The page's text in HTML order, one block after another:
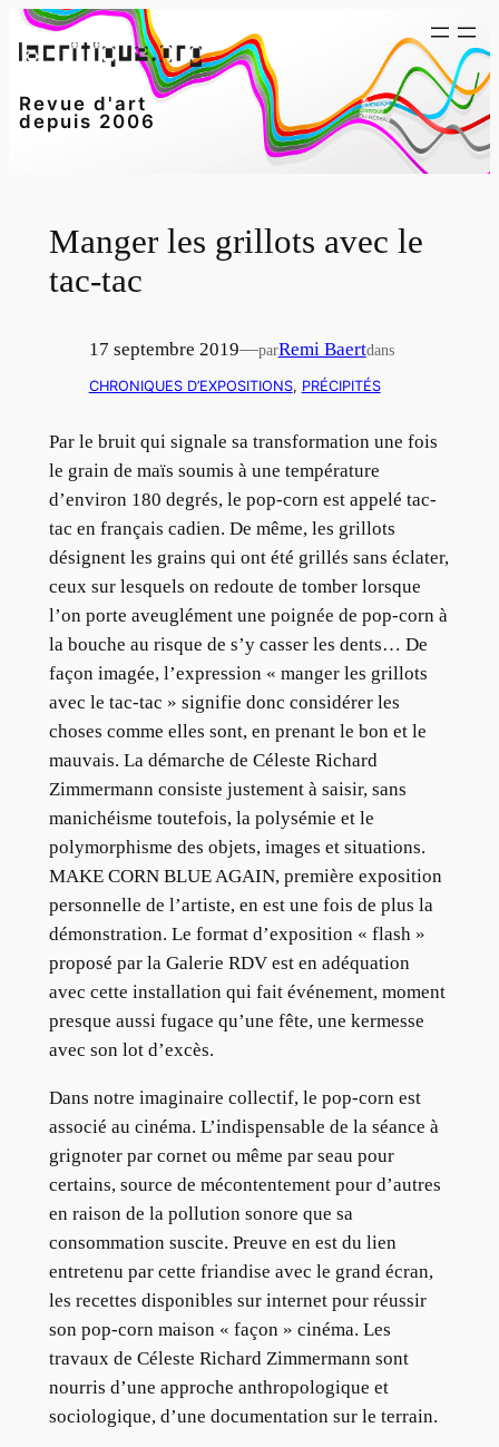
Aller
au
Revue d'art
depuis 2006
Manger les grillots avec le
tac-tac
17 septembre 2019—parRemi Baertdans
CHRONIQUES D’EXPOSITIONS, PRÉCIPITÉS
Par le bruit qui signale sa transformation une fois
le grain de maïs soumis à une température
d’environ 180 degrés, le pop-corn est appelé tac-
tac en français cadien. De même, les grillots
désignent les grains qui ont été grillés sans éclater,
ceux sur lesquels on redoute de tomber lorsque
l’on porte aveuglément une poignée de pop-corn à
la bouche au risque de s’y casser les dents… De
façon imagée, l’expression « manger les grillots
avec le tac-tac » signifie donc considérer les
choses comme elles sont, en prenant le bon et le
mauvais. La démarche de Céleste Richard
Zimmermann consiste justement à saisir, sans
manichéisme toutefois, la polysémie et le
polymorphisme des objets, images et situations.
MAKE CORN BLUE AGAIN, première exposition
personnelle de l’artiste, en est une fois de plus la
démonstration. Le format d’exposition « flash »
proposé par la Galerie RDV est en adéquation
avec cette installation qui fait événement, moment
presque aussi fugace qu’une fête, une kermesse
avec son lot d’excès.
Dans notre imaginaire collectif, le pop-corn est
associé au cinéma. L’indispensable de la séance à
grignoter par cornet ou même par seau pour
certains, source de mécontentement pour d’autres
en raison de la pollution sonore que sa
consommation suscite. Preuve en est du lien
entretenu par cette friandise avec le grand écran,
les recettes disponibles sur internet pour réussir
son pop-corn maison « façon » cinéma. Les
travaux de Céleste Richard Zimmermann sont
nourris d’une approche anthropologique et
sociologique, d’une documentation sur le terrain.